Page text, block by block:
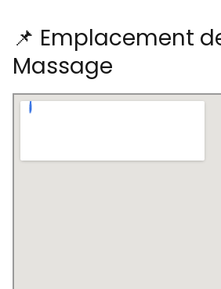
📌 Emplacement
Massage